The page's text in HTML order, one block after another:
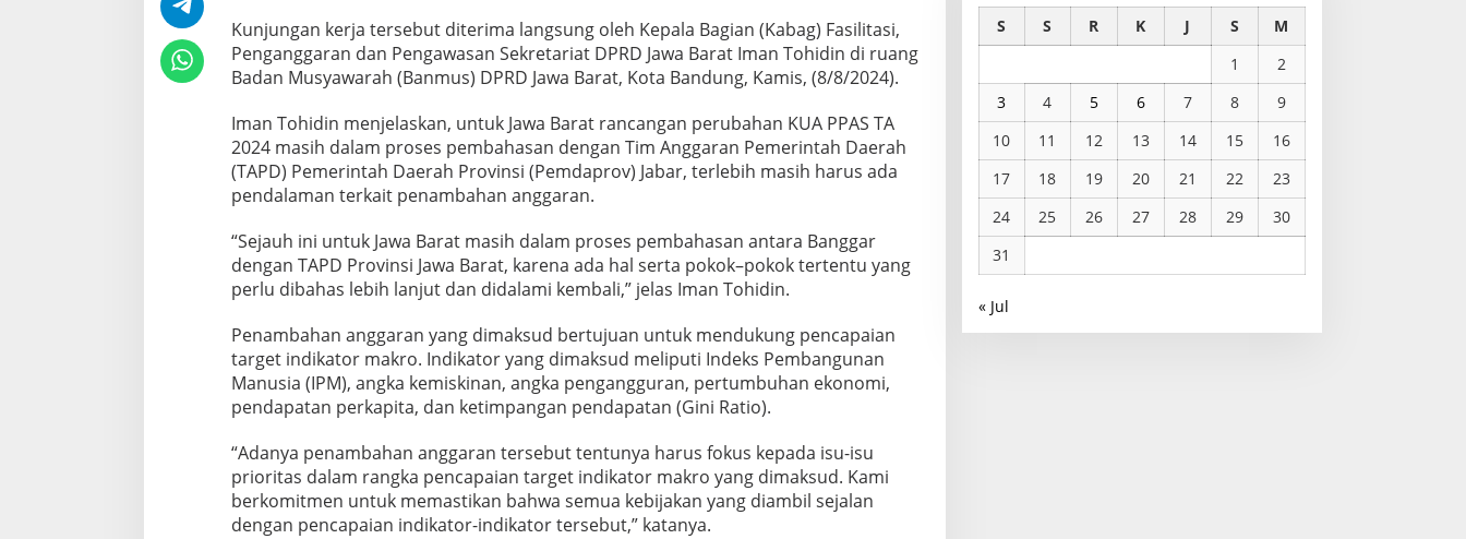
Kunjungan kerja tersebut diterima langsung oleh Kepala Bagian (Kabag) Fasilitasi,
Penganggaran dan Pengawasan Sekretariat DPRD Jawa Barat Iman Tohidin di ruang
Badan Musyawarah (Banmus) DPRD Jawa Barat, Kota Bandung, Kamis, (8/8/2024).
Iman Tohidin menjelaskan, untuk Jawa Barat rancangan perubahan KUA PPAS TA
2024 masih dalam proses pembahasan dengan Tim Anggaran Pemerintah Daerah
(TAPD) Pemerintah Daerah Provinsi (Pemdaprov) Jabar, terlebih masih harus ada
pendalaman terkait penambahan anggaran.
“Sejauh ini untuk Jawa Barat masih dalam proses pembahasan antara Banggar
dengan TAPD Provinsi Jawa Barat, karena ada hal serta pokok–pokok tertentu yang
perlu dibahas lebih lanjut dan didalami kembali,” jelas Iman Tohidin.
Penambahan anggaran yang dimaksud bertujuan untuk mendukung pencapaian
target indikator makro. Indikator yang dimaksud meliputi Indeks Pembangunan
Manusia (IPM), angka kemiskinan, angka pengangguran, pertumbuhan ekonomi,
pendapatan perkapita, dan ketimpangan pendapatan (Gini Ratio).
“Adanya penambahan anggaran tersebut tentunya harus fokus kepada isu-isu
prioritas dalam rangka pencapaian target indikator makro yang dimaksud. Kami
berkomitmen untuk memastikan bahwa semua kebijakan yang diambil sejalan
dengan pencapaian indikator-indikator tersebut,” katanya.
S
S R K J S
M
1
2
3
4 5 6 7 8
9
10
11 12 13 14 15
16
17
18 19 20 21 22
23
24
25 26 27 28 29
30
31
« Jul